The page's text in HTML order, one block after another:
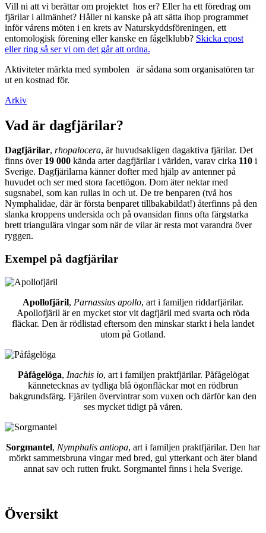
Vill ni att vi berättar om projektet hos er? Eller ha ett föredrag om
fjärilar i allmänhet? Håller ni kanske på att sätta ihop programmet
inför vårens möten i en krets av Naturskyddsföreningen, ett
entomologisk förening eller kanske en fågelklubb? Skicka epost
eller ring så ser vi om det går att ordna.
Aktiviteter märkta med symbolen
är sådana som organisatören tar
ut en kostnad för.
Arkiv
Vad är dagfjärilar?
Dagfjärilar, rhopalocera, är huvudsakligen dagaktiva fjärilar. Det
finns över 19 000 kända arter dagfjärilar i världen, varav cirka 110 i
Sverige. Dagfjärilarna känner dofter med hjälp av antenner på
huvudet och ser med stora facettögon. Dom äter nektar med
sugsnabel, som kan rullas in och ut. De tre benparen (två hos
Nymphalidae, där är första benparet tillbakabildat!) återfinns på den
slanka kroppens undersida och på ovansidan finns ofta färgstarka
brett triangulära vingar som när de vilar är resta mot varandra över
ryggen.
Exempel på dagfjärilar
Apollofjäril, Parnassius apollo, art i familjen riddarfjärilar.
Apollofjäril är en mycket stor vit dagfjäril med svarta och röda
fläckar. Den är rödlistad eftersom den minskar starkt i hela landet
utom på Gotland.
Påfågelöga, Inachis io, art i familjen praktfjärilar. Påfågelögat
kännetecknas av tydliga blå ögonfläckar mot en rödbrun
bakgrundsfärg. Fjärilen övervintrar som vuxen och därför kan den
ses mycket tidigt på våren.
Sorgmantel, Nymphalis antiopa, art i familjen praktfjärilar. Den har
mörkt sammetsbruna vingar med bred, gul ytterkant och äter bland
annat sav och rutten frukt. Sorgmantel finns i hela Sverige.
Översikt